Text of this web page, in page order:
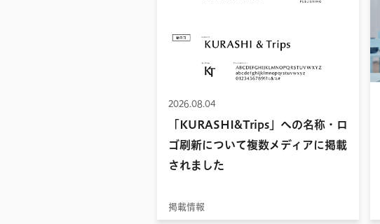
2026.08.04
「KURASHI&Trips」への名称・ロ
ゴ刷新について複数メディアに掲載
されました
掲載情報